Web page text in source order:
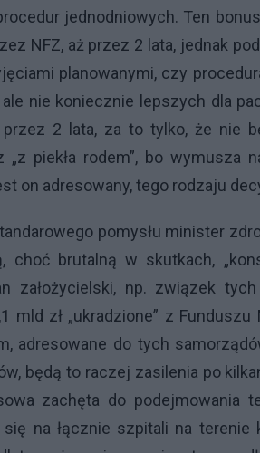
jednodniowych. Ten
NFZ, aż przez 2 lata, jednak
planowanymi, czy
nie koniecznie lepszych dla
2 lata, za to tylko, że nie
piekła rodem”, bo wymusza
on adresowany, tego rodzaju
pomysłu minister
brutalną w skutkach,
założycielski, np. związek
zł „ukradzione” z
adresowane do tych
będą to raczej zasilenia po
zachęta do podejmowania
na łącznie szpitali na terenie